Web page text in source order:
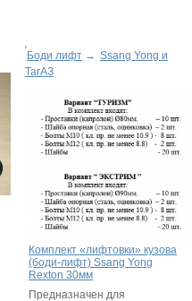
Боди лифт → Ssang Yong и
ТагАЗ
Комплект «лифтовки» кузова
(боди-лифт) Ssang Yong
Rexton 30мм
Предназначен для